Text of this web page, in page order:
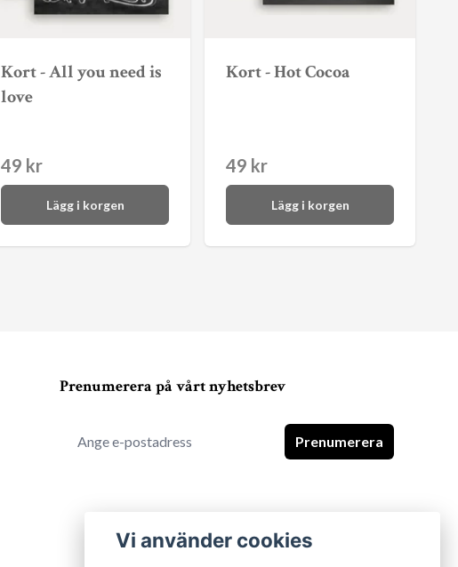
Kort - All you need is
love
49 kr
Lägg i korgen
Kort - Hot Cocoa
49 kr
Lägg i korgen
Prenumerera på vårt nyhetsbrev
Prenumerera
Vi använder cookies